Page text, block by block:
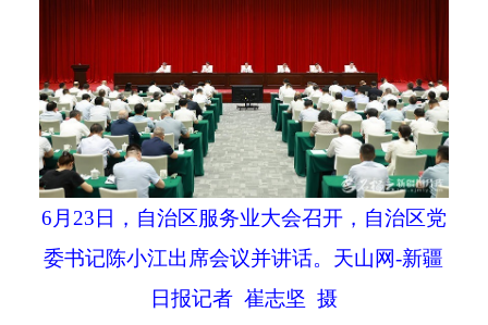
6月23日，自治区服务业大会召开，自治区党
委书记陈小江出席会议并讲话。天山网-新疆
日报记者 崔志坚 摄